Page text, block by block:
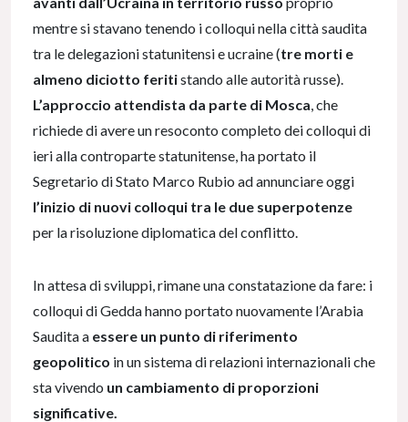
mentre si stavano tenendo i colloqui nella città saudita
tra le delegazioni statunitensi e ucraine (tre morti e
almeno diciotto feritistando alle autorità russe).
L’approccio attendista da parte di Mosca, che
richiede di avere un resoconto completo dei colloqui di
ieri alla controparte statunitense, ha portato il
Segretario di Stato Marco Rubio ad annunciare oggi
l’inizio di nuovi colloqui tra le due superpotenze
per la risoluzione diplomatica del conflitto.
In attesa di sviluppi, rimane una constatazione da fare: i
colloqui di Gedda hanno portato nuovamente l’Arabia
Saudita a essere un punto di riferimento
geopolitico in un sistema di relazioni internazionali che
sta vivendo un cambiamento di proporzioni
significative.